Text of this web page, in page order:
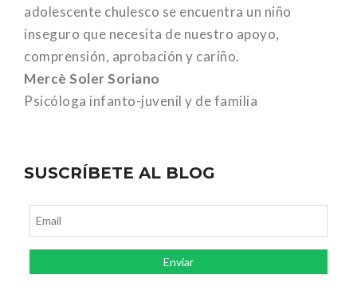
adolescente chulesco se encuentra un niño
inseguro que necesita de nuestro apoyo,
comprensión, aprobación y cariño.
Mercè Soler Soriano
Psicóloga infanto-juvenil y de familia
SUSCRÍBETE AL BLOG